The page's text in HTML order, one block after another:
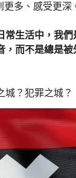
更多、感受更深
常生活中，我
，而不是總是
城？犯罪之城？